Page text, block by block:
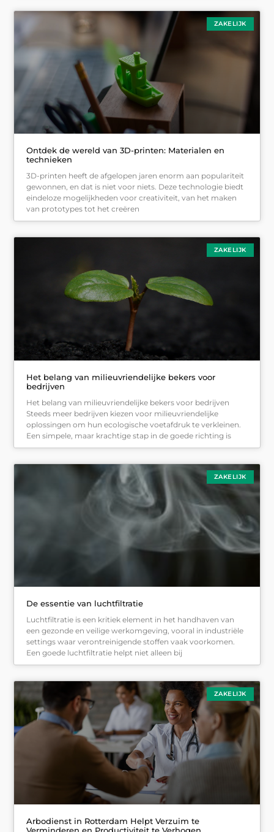
ZAKELIJK
Ontdek de wereld van 3D-printen: Materialen en
technieken
3D-printen heeft de afgelopen jaren enorm aan populariteit
gewonnen, en dat is niet voor niets. Deze technologie biedt
eindeloze mogelijkheden voor creativiteit, van het maken
van prototypes tot het creëren
ZAKELIJK
Het belang van milieuvriendelijke bekers voor
bedrijven
Het belang van milieuvriendelijke bekers voor bedrijven
Steeds meer bedrijven kiezen voor milieuvriendelijke
oplossingen om hun ecologische voetafdruk te verkleinen.
Een simpele, maar krachtige stap in de goede richting is
ZAKELIJK
De essentie van luchtfiltratie
Luchtfiltratie is een kritiek element in het handhaven van
een gezonde en veilige werkomgeving, vooral in industriële
settings waar verontreinigende stoffen vaak voorkomen.
Een goede luchtfiltratie helpt niet alleen bij
ZAKELIJK
Arbodienst in Rotterdam Helpt Verzuim te